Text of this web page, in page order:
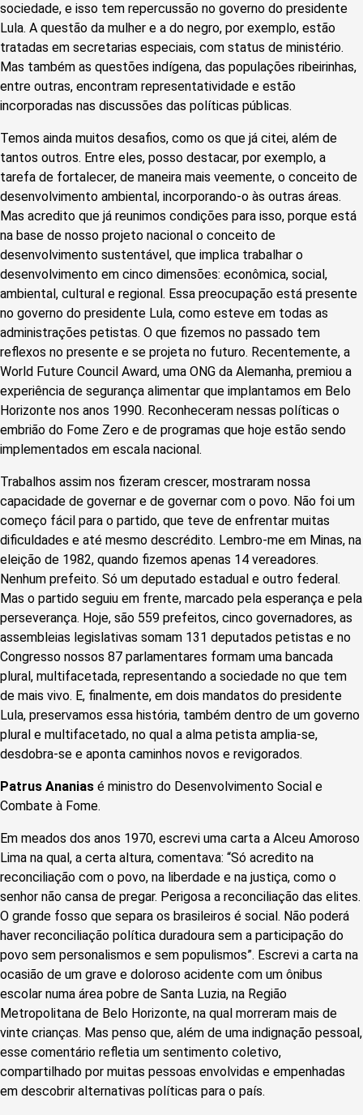
sociedade, e isso tem repercussão no governo do presidente
Lula. A questão da mulher e a do negro, por exemplo, estão
tratadas em secretarias especiais, com status de ministério.
Mas também as questões indígena, das populações ribeirinhas,
entre outras, encontram representatividade e estão
incorporadas nas discussões das políticas públicas.
Temos ainda muitos desafios, como os que já citei, além de
tantos outros. Entre eles, posso destacar, por exemplo, a
tarefa de fortalecer, de maneira mais veemente, o conceito de
desenvolvimento ambiental, incorporando-o às outras áreas.
Mas acredito que já reunimos condições para isso, porque está
na base de nosso projeto nacional o conceito de
desenvolvimento sustentável, que implica trabalhar o
desenvolvimento em cinco dimensões: econômica, social,
ambiental, cultural e regional. Essa preocupação está presente
no governo do presidente Lula, como esteve em todas as
administrações petistas. O que fizemos no passado tem
reflexos no presente e se projeta no futuro. Recentemente, a
World Future Council Award, uma ONG da Alemanha, premiou a
experiência de segurança alimentar que implantamos em Belo
Horizonte nos anos 1990. Reconheceram nessas políticas o
embrião do Fome Zero e de programas que hoje estão sendo
implementados em escala nacional.
Trabalhos assim nos fizeram crescer, mostraram nossa
capacidade de governar e de governar com o povo. Não foi um
começo fácil para o partido, que teve de enfrentar muitas
dificuldades e até mesmo descrédito. Lembro-me em Minas, na
eleição de 1982, quando fizemos apenas 14 vereadores.
Nenhum prefeito. Só um deputado estadual e outro federal.
Mas o partido seguiu em frente, marcado pela esperança e pela
perseverança. Hoje, são 559 prefeitos, cinco governadores, as
assembleias legislativas somam 131 deputados petistas e no
Congresso nossos 87 parlamentares formam uma bancada
plural, multifacetada, representando a sociedade no que tem
de mais vivo. E, finalmente, em dois mandatos do presidente
Lula, preservamos essa história, também dentro de um governo
plural e multifacetado, no qual a alma petista amplia-se,
desdobra-se e aponta caminhos novos e revigorados.
Patrus Ananias é ministro do Desenvolvimento Social e
Combate à Fome.
Em meados dos anos 1970, escrevi uma carta a Alceu Amoroso
Lima na qual, a certa altura, comentava: “Só acredito na
reconciliação com o povo, na liberdade e na justiça, como o
senhor não cansa de pregar. Perigosa a reconciliação das elites.
O grande fosso que separa os brasileiros é social. Não poderá
haver reconciliação política duradoura sem a participação do
povo sem personalismos e sem populismos”. Escrevi a carta na
ocasião de um grave e doloroso acidente com um ônibus
escolar numa área pobre de Santa Luzia, na Região
Metropolitana de Belo Horizonte, na qual morreram mais de
vinte crianças. Mas penso que, além de uma indignação pessoal,
esse comentário refletia um sentimento coletivo,
compartilhado por muitas pessoas envolvidas e empenhadas
em descobrir alternativas políticas para o país.